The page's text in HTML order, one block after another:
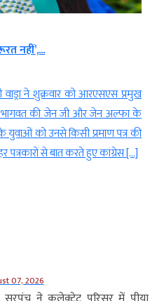
नहीं’,...
वाड्रा ने शुक्रवार को आरएसएस प्रमुख
भागवत की जेन जी और जेन अल्फा के
को उनसे किसी प्रमाण पत्र की
से बात करते हुए कांग्रेस […]
07, 2026